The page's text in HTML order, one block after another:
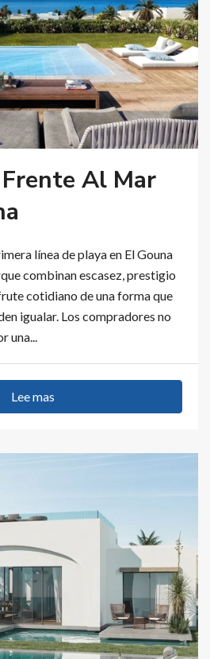
Al Mar
línea de playa en El Gouna
combinan escasez, prestigio
cotidiano de una forma que
igualar. Los compradores no
Lee mas